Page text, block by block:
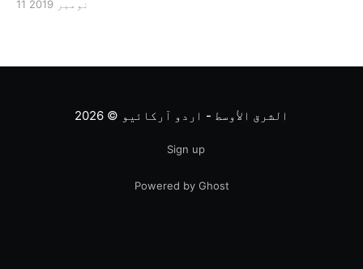
ثالثی اور اس کشمکش کی حدبندی کرنے کے لئے ایک
11 نومبر 2019
الشرق الأوسط - اردو آرکائیو © 2026
Sign up
Powered by Ghost